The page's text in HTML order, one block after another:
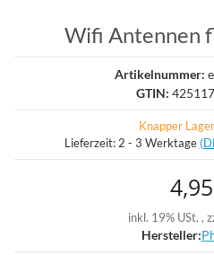
Wifi Antennen
Artikelnummer:
GTIN:
Knapper
Lieferzeit: 2 - 3 Werktage
inkl. 19% USt. ,
Hersteller: